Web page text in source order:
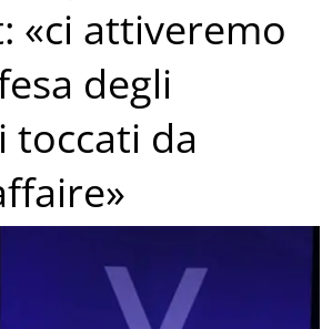
«ci attiveremo
degli
toccati da